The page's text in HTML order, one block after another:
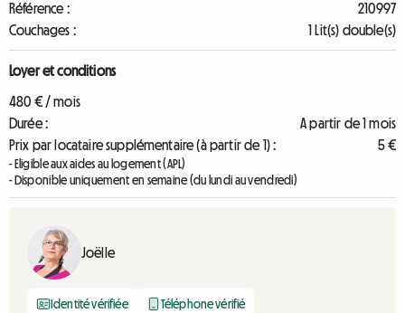
Référence :
210997
Couchages :
1 Lit(s) double(s)
Loyer et conditions
480 € / mois
Durée :
A partir de 1 mois
Prix par locataire supplémentaire (à partir de 1) :
5 €
- Eligible aux aides au logement (APL)
- Disponible uniquement en semaine (du lundi au vendredi)
Joëlle
Identité vérifiée Téléphone vérifié